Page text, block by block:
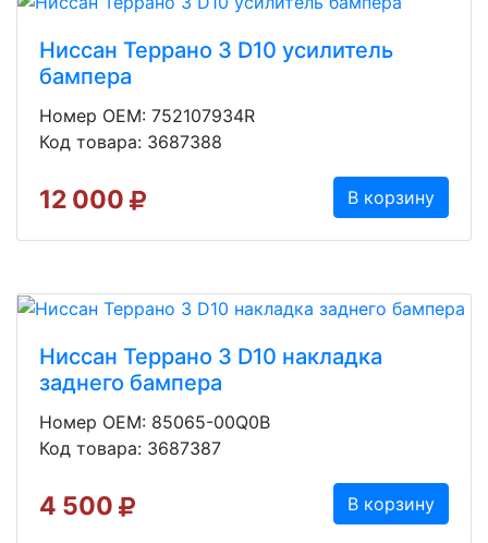
Ниссан Террано 3 D10 усилитель
бампера
Номер OEM: 752107934R
Код товара: 3687388
12 000 В корзину
Ниссан Террано 3 D10 накладка
заднего бампера
Номер OEM: 85065-00Q0B
Код товара: 3687387
4 500 В корзину